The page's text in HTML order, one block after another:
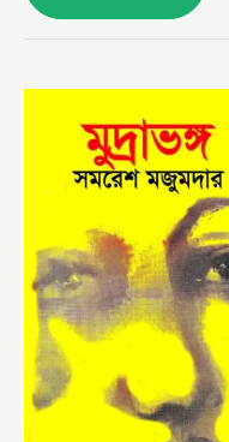
মুদ্রাভঙ্গ
সমরেশ
মজুমদার
SAMARESH
MAJUMDAR)
–
ফ্রি
পিডিএফ
ডাউনলোড
–
FREE
PDF
DOWNLOAD